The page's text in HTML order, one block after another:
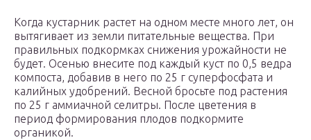
Когда кустарник растет на одном месте много лет, он
вытягивает из земли питательные вещества. При
правильных подкормках снижения урожайности не
будет. Осенью внесите под каждый куст по 0,5 ведра
компоста, добавив в него по 25 г суперфосфата и
калийных удобрений. Весной бросьте под растения
по 25 г аммиачной селитры. После цветения в
период формирования плодов подкормите
органикой.